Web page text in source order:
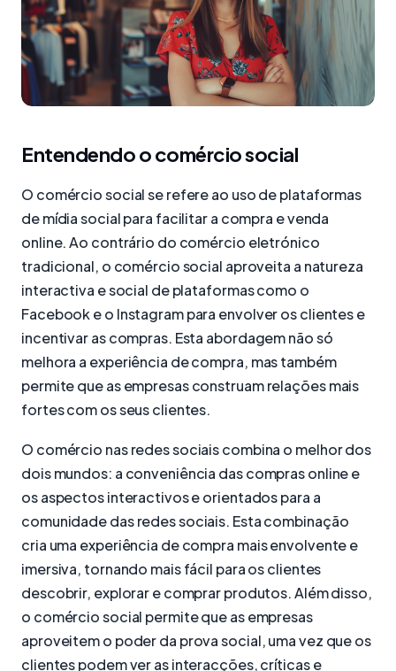
Entendendo o comércio social
O comércio social se refere ao uso de plataformas
de mídia social para facilitar a compra e venda
online. Ao contrário do comércio eletrónico
tradicional, o comércio social aproveita a natureza
interactiva e social de plataformas como o
Facebook e o Instagram para envolver os clientes e
incentivar as compras. Esta abordagem não só
melhora a experiência de compra, mas também
permite que as empresas construam relações mais
fortes com os seus clientes.
O comércio nas redes sociais combina o melhor dos
dois mundos: a conveniência das compras online e
os aspectos interactivos e orientados para a
comunidade das redes sociais. Esta combinação
cria uma experiência de compra mais envolvente e
imersiva, tornando mais fácil para os clientes
descobrir, explorar e comprar produtos. Além disso,
o comércio social permite que as empresas
aproveitem o poder da prova social, uma vez que os
clientes podem ver as interacções, críticas e